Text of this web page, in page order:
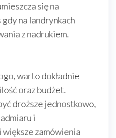
się na
na landrynkach
z nadrukiem.
warto dokładnie
oraz budżet.
droższe jednostkowo,
i
zamówienia